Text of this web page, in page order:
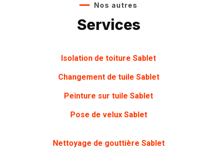
Nos autres
Services
Isolation de toiture Sablet
Changement de tuile Sablet
Peinture sur tuile Sablet
Pose de velux Sablet
Nettoyage de gouttière Sablet